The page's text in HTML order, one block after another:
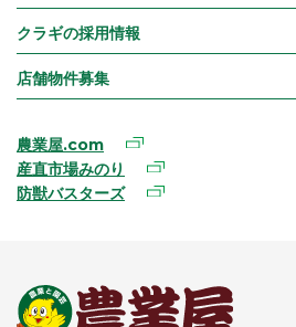
クラギの採用情報
店舗物件募集
農業屋.com
産直市場みのり
防獣バスターズ